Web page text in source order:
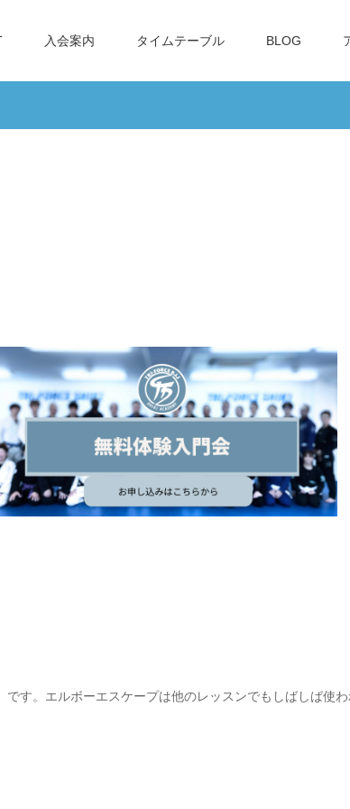
入会案内 タイムテーブル BLOG
す。エルボーエスケープは他のレッスンでもしばしば使